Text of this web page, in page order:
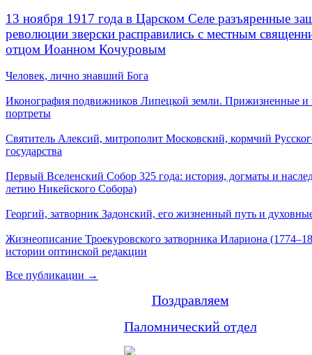
13 ноября 1917 года в Царском Селе разъяренные
революции зверски расправились с местным
отцом Иоанном Кочуровым
Человек, лично знавший Бога
Иконография подвижников Липецкой земли. Прижизненные и
портреты
Святитель Алексий, митрополит Московский, кормчий
государства
Первый Вселенский Собор 325 года: история, догматы и
летию Никейского Собора)
Георгий, затворник Задонский, его жизненный путь и
Жизнеописание Троекуровского затворника Илариона
истории оптинской редакции
Все публикации →
Поздравляем
Паломнический отдел